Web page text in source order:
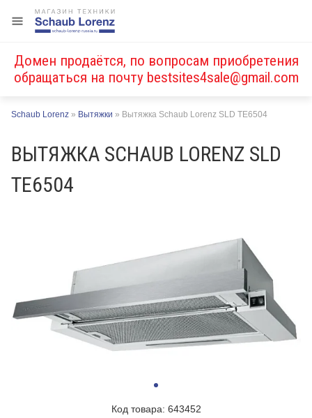
Домен продаётся, по вопросам приобретения
обращаться на почту bestsites4sale@gmail.com
Schaub Lorenz » Вытяжки » Вытяжка Schaub Lorenz SLD TE6504
ВЫТЯЖКА SCHAUB LORENZ SLD
TE6504
Код товара: 643452